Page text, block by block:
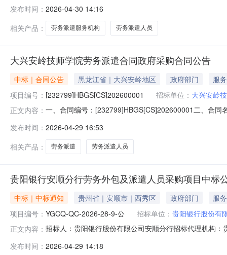
《劳务派遣暂行规定》等法规要求，优化招聘响应速度
311.01万元，费用涵盖
发布时间： 2026-04-30 14:16
相关产品：
劳务派遣服务机构 劳务派遣人员
大兴安岭技师学院劳务派遣合同政府采购合同公告
中标｜合同公告 黑龙江省｜大兴安岭地区 政府部门
服务
项目编号： [232799]HBGS[CS]202600001 招标单位： 大兴安岭
正文内容： 一、合同编号：[232799]HBGS[CS]202600001二、合
安岭地区塔河县塔河镇塔南街办公楼联系方式：
发布时间： 2026-04-29 16:53
相关产品：
劳务派遣 劳务派遣人员
贵阳银行安顺分行劳务外包及派遣人员采购项目中标
中标｜中标通知 贵州省｜安顺市｜西秀区 政府部门
服务
项目编号： YGCQ-QC-2026-28-9-公 招标单位： 贵阳银行股份有
正文内容： 招标人：贵阳银行股份有限公司安顺分行招标代理机构
(1家)序号统一社会信用代码中标供应商名称报价方式报
发布时间： 2026-04-29 14:18